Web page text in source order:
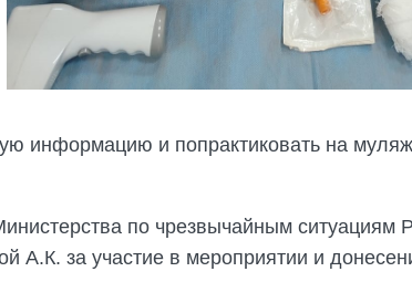
информацию и попрактиковать на
по чрезвычайным ситуациям
А.К. за участие в мероприятии и